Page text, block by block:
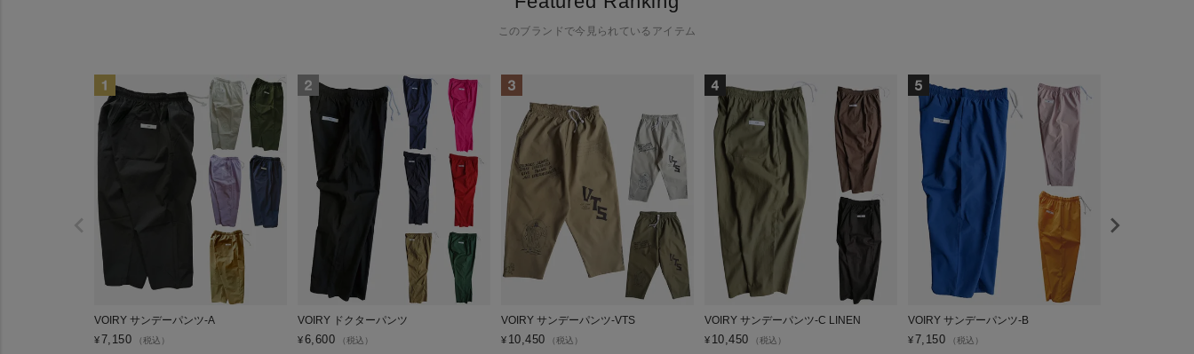
このブランドで今見られているアイテム
VOIRY サンデーパンツ-A
¥7,150 （税込）
VOIRY ドクターパンツ
¥6,600 （税込）
VOIRY サンデーパンツ-VTS
¥ 10,450 （税込）
VOIRY サンデーパンツ-C LINEN
¥ 10,450 （税込）
VOIRY サンデーパンツ-B
¥7,150 （税込）